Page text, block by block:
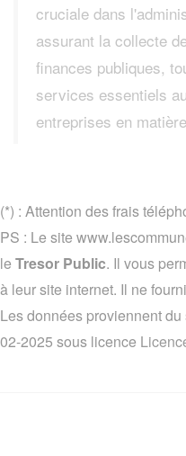
cruciale dans
assurant la collecte
finances publiques,
services essentiels
entreprises en
(*) : Attention des frais
PS : Le site
le Tresor Public. Il vous
à leur site internet. Il ne
Les données proviennent
02-2025 sous licence